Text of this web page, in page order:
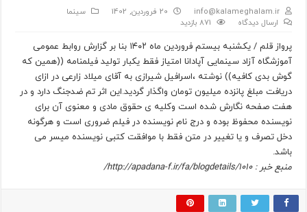
info@kalameghalam.ir 20 فروردین, 1402
سینما
ارسال دیدگاه
871 بازدید
پرواز قلم / یکشنبه بیستم فروردین ماه ۱۴۰۲ بنا بر گزارش روابط عمومی
آموزشگاه آزاد سینمایی آپادانا امتیاز فقط یکبار تولید فیلمنامه ((همین که
گوش بدی کافیه)) نوشته ،اسرافیل شیرازی به آقای میلاد زارعی در ازای
دریافت مبلغ پانزده میلیون تومان واگذار گردید.این اثر تم ضدجنگ دارد و در
هفت صفحه نگارش شده است وکلیه ی حقوق مادی و معنوی آن برای
نویسنده محفوظ بوده و درج نام نویسنده در فیلم ضروری است و هرگونه
دخل تصرف و یا تغییر در متن فقط با موافقت کتبی نویسنده میسر می
باشد.
منبع خبر : http://apadana-f.ir/fa/blogdetails/1010/